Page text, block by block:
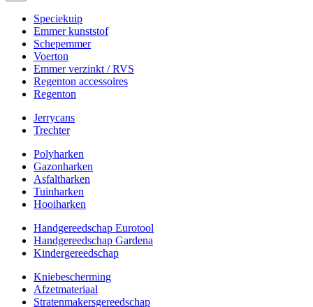
Speciekuip
Emmer kunststof
Schepemmer
Voerton
Emmer verzinkt / RVS
Regenton accessoires
Regenton
Jerrycans
Trechter
Polyharken
Gazonharken
Asfaltharken
Tuinharken
Hooiharken
Handgereedschap Eurotool
Handgereedschap Gardena
Kindergereedschap
Kniebescherming
Afzetmateriaal
Stratenmakersgereedschap